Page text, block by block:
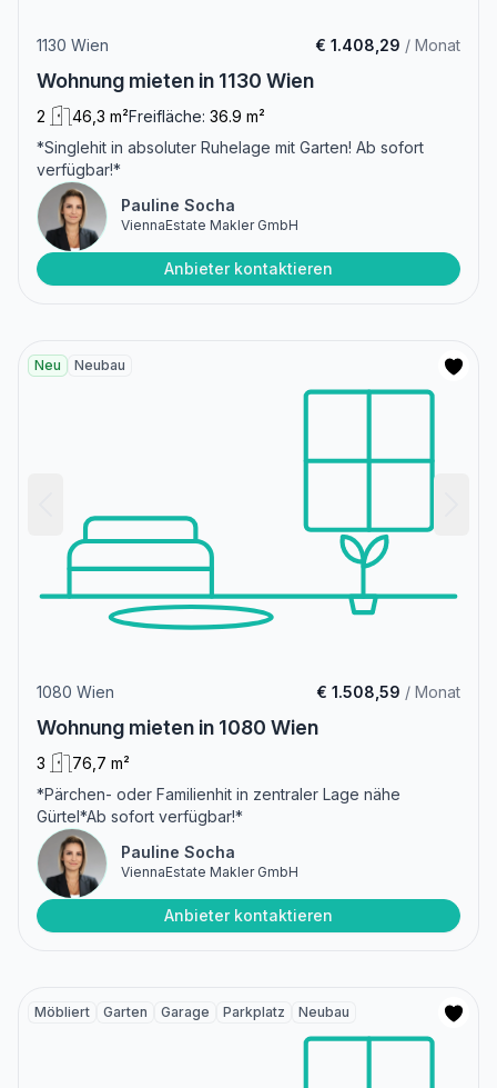
1130 Wien € 1.408,29 / Monat
Wohnung mieten in 1130 Wien
2 46,3 m²Freifläche: 36.9 m²
*Singlehit in absoluter Ruhelage mit Garten! Ab sofort
verfügbar!*
Pauline Socha
ViennaEstate Makler GmbH
Anbieter kontaktieren
Neu Neubau
1080 Wien € 1.508,59 / Monat
Wohnung mieten in 1080 Wien
3
76,7 m²
*Pärchen- oder Familienhit in zentraler Lage nähe
Gürtel*Ab sofort verfügbar!*
Pauline Socha
ViennaEstate Makler GmbH
Anbieter kontaktieren
Möbliert Garten Garage Parkplatz Neubau